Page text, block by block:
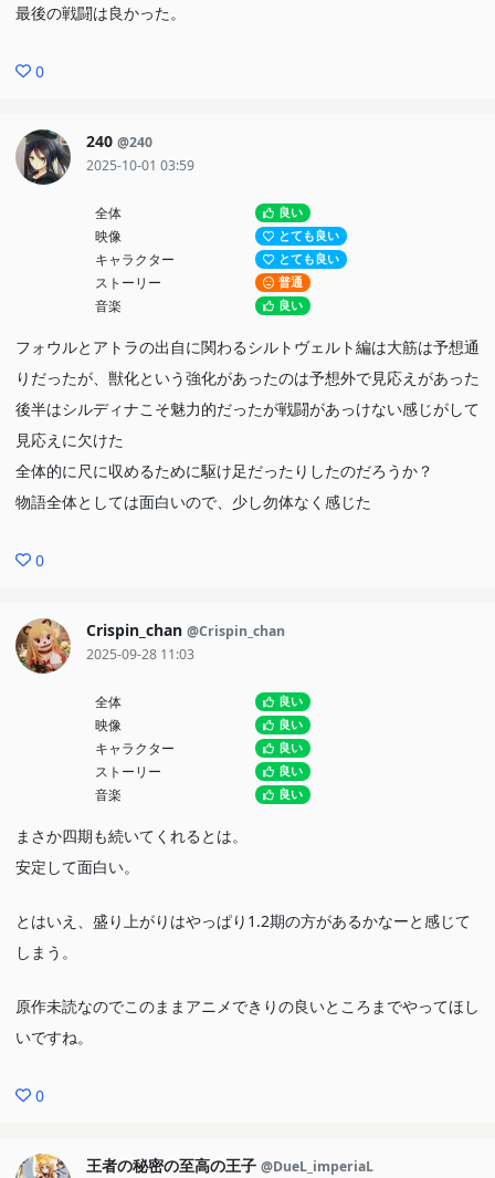
最後の戦闘は良かった。
0
240 @240
2025-10-01 03:59
全体 良い
映像 とても良い
キャラクター とても良い
ストーリー 普通
音楽 良い
フォウルとアトラの出自に関わるシルトヴェルト編は大筋は予想通
りだったが、獣化という強化があったのは予想外で見応えがあった
後半はシルディナこそ魅力的だったが戦闘があっけない感じがして
見応えに欠けた
全体的に尺に収めるために駆け足だったりしたのだろうか？
物語全体としては面白いので、少し勿体なく感じた
0
Crispin_chan @Crispin_chan
2025-09-28 11:03
全体 良い
映像 良い
キャラクター 良い
ストーリー 良い
音楽 良い
まさか四期も続いてくれるとは。
安定して面白い。
とはいえ、盛り上がりはやっぱり1.2期の方があるかなーと感じて
しまう。
原作未読なのでこのままアニメできりの良いところまでやってほし
いですね。
0
王者の秘密の至高の王子 @DueL_imperiaL